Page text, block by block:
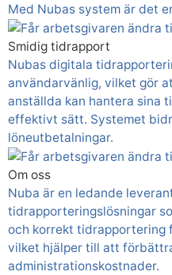
Med Nubas system är det
Smidig tidrapport
Nubas digitala
användarvänlig, vilket gör
anställda kan hantera sina
effektivt sätt. Systemet
löneutbetalningar.
Om oss
Nuba är en ledande
tidrapporteringslösningar
och korrekt tidrapportering
vilket hjälper till att
administrationskostnader.